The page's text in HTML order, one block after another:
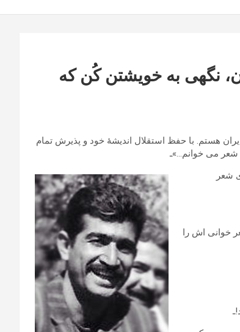
نگهی به خویشتن کُن که
هستم. با حفظ استقلال اندیشۀ خود و پذیرش تمام
شعر می خوانم…»ـ
شعر
خوانی اش را